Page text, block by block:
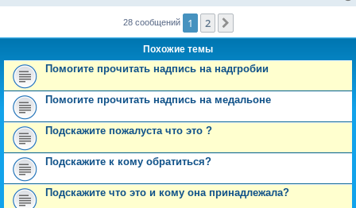
28 сообщений 1 2
Похожие темы
Помогите прочитать надпись на надгробии
Помогите прочитать надпись на медальоне
Подскажите пожалуста что это ?
Подскажите к кому обратиться?
Подскажите что это и кому она принадлежала?